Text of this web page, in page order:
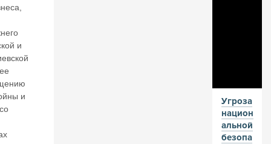
л
К
и
и
Угроза
национ
альной
безопа